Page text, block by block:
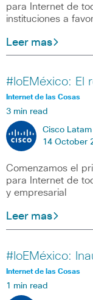
para Internet de
instituciones a
Leer mas
#IoEMéxico: El
Internet de las Cosas
3 min read
Cisco Latam
14 October
Comenzamos el
para Internet de
y empresarial
Leer mas
#IoEMéxico:
Internet de las Cosas
1 min read